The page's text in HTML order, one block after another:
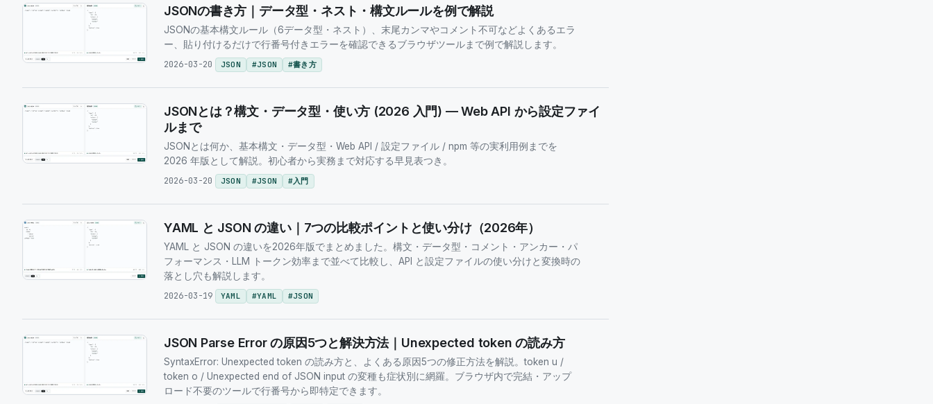
JSONの書き方｜データ型・ネスト・構文ルールを例で解説
JSONの基本構文ルール（6データ型・ネスト）、末尾カンマやコメント不可などよくあるエラ
ー、貼り付けるだけで行番号付きエラーを確認できるブラウザツールまで例で解説します。
2026-03-20
JSON #JSON #書き方
JSONとは？構文・データ型・使い方 (2026 入門) — Web API から設定ファイ
ルまで
JSONとは何か、基本構文・データ型・Web API / 設定ファイル / npm 等の実利用例までを
2026 年版として解説。初心者から実務まで対応する早見表つき。
2026-03-20
JSON #JSON #入門
YAML と JSON の違い｜7つの比較ポイントと使い分け（2026年）
YAML と JSON の違いを2026年版でまとめました。構文・データ型・コメント・アンカー・パ
フォーマンス・LLM トークン効率まで並べて比較し、API と設定ファイルの使い分けと変換時の
落とし穴も解説します。
2026-03-19
YAML #YAML #JSON
JSON Parse Error の原因5つと解決方法｜Unexpected token の読み方
SyntaxError: Unexpected token の読み方と、よくある原因5つの修正方法を解説。token u /
token o / Unexpected end of JSON input の変種も症状別に網羅。ブラウザ内で完結・アップ
ロード不要のツールで行番号から即特定できます。